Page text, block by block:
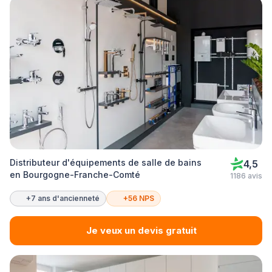
Distributeur d'équipements de salle de bains
en Bourgogne-Franche-Comté
4,5
1186 avis
+7 ans d'ancienneté +56 NPS
Je veux un devis gratuit